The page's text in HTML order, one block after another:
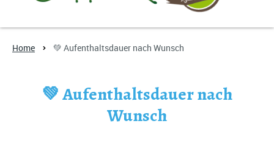
Home 💚 Aufenthaltsdauer nach Wunsch
💚 Aufenthaltsdauer nach
Wunsch